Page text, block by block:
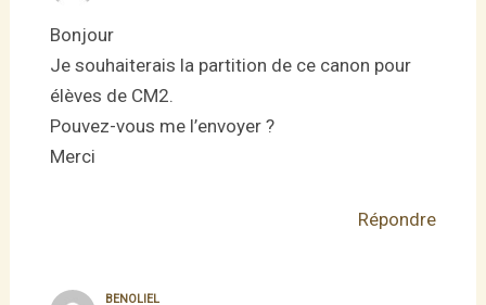
Bonjour
Je souhaiterais la partition de ce canon pour
élèves de CM2.
Pouvez-vous me l’envoyer ?
Merci
Répondre
BENOLIEL